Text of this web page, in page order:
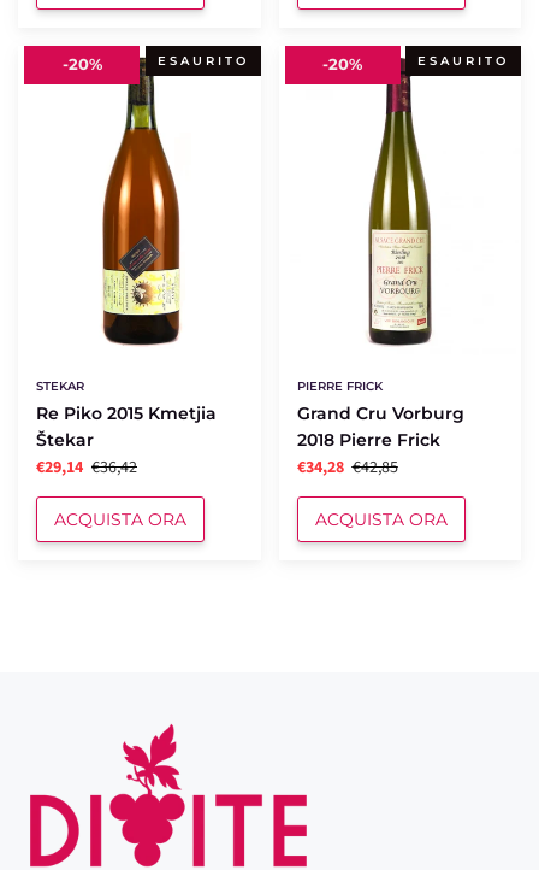
Piko
ESAURITO
STEKAR
Re Piko 2015 Kmetjia
Štekar
€29,14 €36,42
ACQUISTA ORA
-20%
Cru
ESAURITO
PIERRE FRICK
Grand Cru Vorburg
2018 Pierre Frick
€34,28 €42,85
ACQUISTA ORA
-20%